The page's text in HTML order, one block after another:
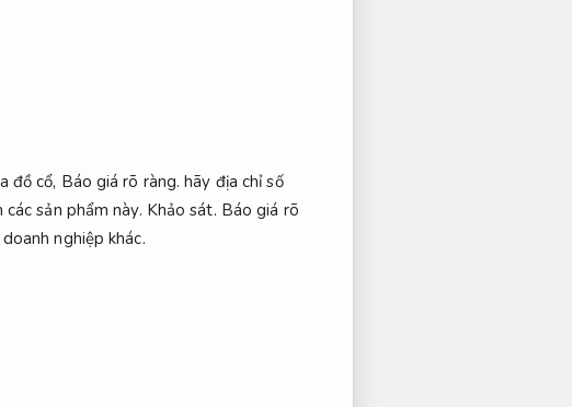
đồ cổ, Báo giá rõ ràng. hãy địa chỉsố
sản phẩm này. Khảo sát. Báo giá rõ
nghiệp khác.